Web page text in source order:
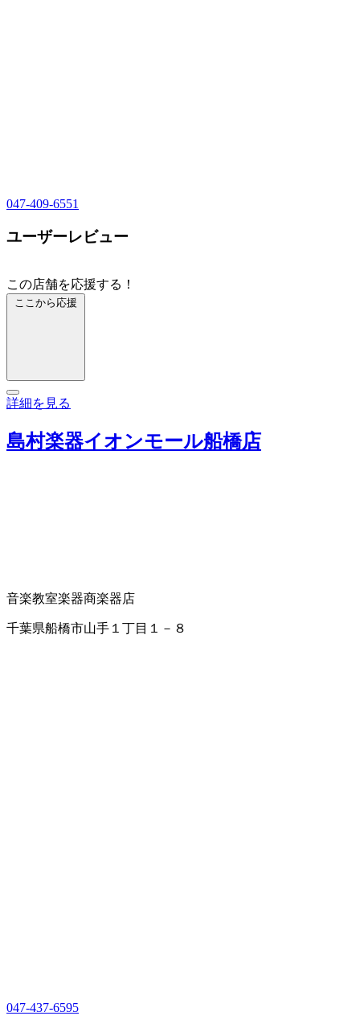
047-409-6551
ユーザーレビュー
この店舗を応援する！
ここから応援
詳細を見る
島村楽器イオンモール船橋店
音楽教室楽器商楽器店
千葉県船橋市山手１丁目１－８
047-437-6595